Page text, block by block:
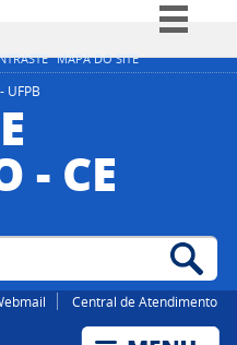
MAPA DO SITE
Simplifique!
Acesso à informação
Legislação
UFPB
- CE
Central de Atendimento